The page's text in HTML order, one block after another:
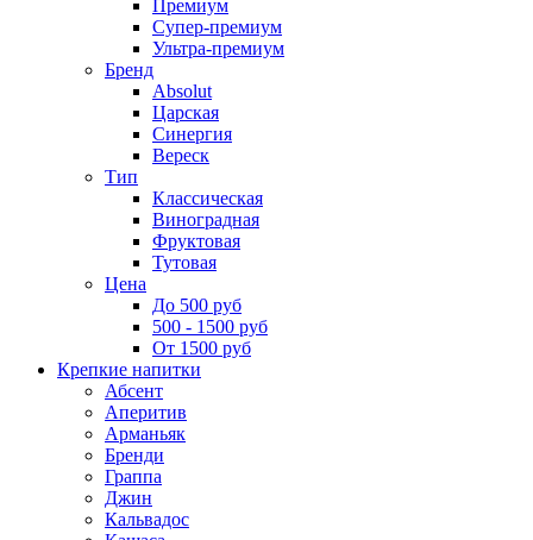
Премиум
Супер-премиум
Ультра-премиум
Бренд
Absolut
Царская
Синергия
Вереск
Тип
Классическая
Виноградная
Фруктовая
Тутовая
Цена
До 500 руб
500 - 1500 руб
От 1500 руб
Крепкие напитки
Абсент
Аперитив
Арманьяк
Бренди
Граппа
Джин
Кальвадос